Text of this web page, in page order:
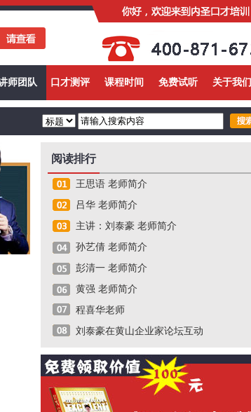
师团队 口才测评 课程时间 免费试听 关于我们
阅读排行
王思语 老师简介
吕华 老师简介
主讲：刘泰豪 老师简介
孙艺倩 老师简介
彭清一 老师简介
黄强 老师简介
程喜华老师
刘泰豪在黄山企业家论坛互动